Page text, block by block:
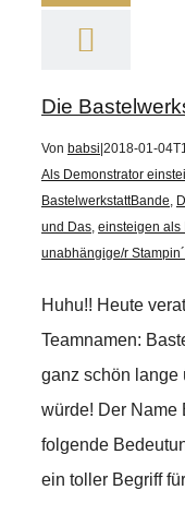
Die
Von babsi 2018-01-
Als Demonstrator
BastelwerkstattBande,
und Das, einsteigen als
unabhängige/r
Huhu!! Heute
Teamnamen:
ganz schön lange
würde! Der Name
folgende
ein toller Begriff